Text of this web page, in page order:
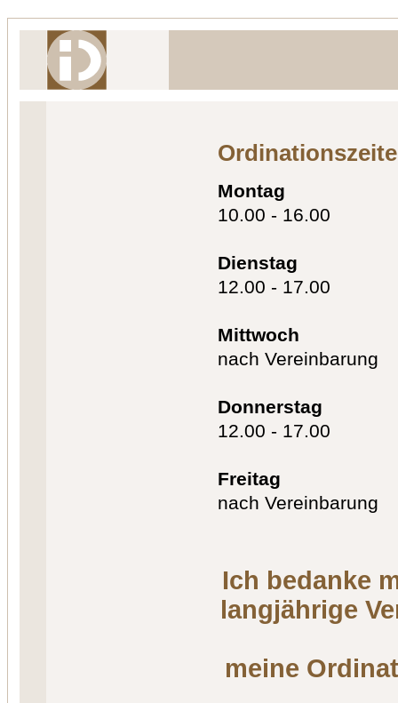
Montag
10.00 - 16.00
Dienstag
12.00 - 17.00
Mittwoch
nach Vereinbarung
Donnerstag
12.00 - 17.00
Freitag
nach Vereinbarung
Ich bedanke
langjährige
meine